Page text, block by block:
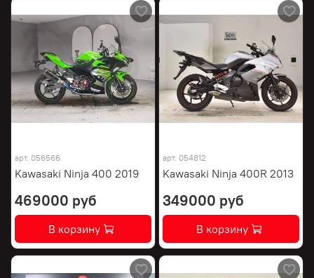
арт. 056566
Kawasaki Ninja 400 2019
469000 руб
В корзину
арт. 054812
Kawasaki Ninja 400R 2013
349000 руб
В корзину